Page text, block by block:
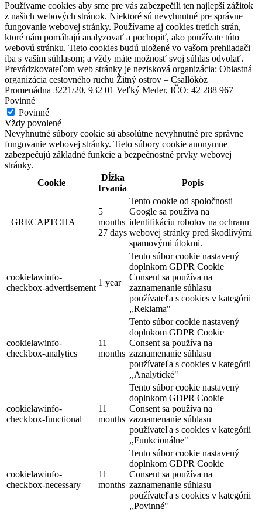
Používame cookies aby sme pre vás zabezpečili ten najlepší zážitok
z našich webových stránok. Niektoré sú nevyhnutné pre správne
fungovanie webovej stránky. Používame aj cookies tretích strán,
ktoré nám pomáhajú analyzovať a pochopiť, ako používate túto
webovú stránku. Tieto cookies budú uložené vo vašom prehliadači
iba s vaším súhlasom; a vždy máte možnosť svoj súhlas odvolať.
Prevádzkovateľom web stránky je nezisková organizácia: Oblastná
organizácia cestovného ruchu Žitný ostrov – Csallóköz
Promenádna 3221/20, 932 01 Veľký Meder, IČO: 42 288 967
Povinné
Povinné
Vždy povolené
Nevyhnutné súbory cookie sú absolútne nevyhnutné pre správne
fungovanie webovej stránky. Tieto súbory cookie anonymne
zabezpečujú základné funkcie a bezpečnostné prvky webovej
stránky.
Cookie
Dĺžka
trvania
Popis
_GRECAPTCHA
5
months
27 days
Tento cookie od spoločnosti
Google sa používa na
identifikáciu robotov na ochranu
webovej stránky pred škodlivými
spamovými útokmi.
cookielawinfo-
checkbox-advertisement
1 year
Tento súbor cookie nastavený
doplnkom GDPR Cookie
Consent sa používa na
zaznamenanie súhlasu
používateľa s cookies v kategórii
,,Reklama"
cookielawinfo-
checkbox-analytics
11
months
Tento súbor cookie nastavený
doplnkom GDPR Cookie
Consent sa používa na
zaznamenanie súhlasu
používateľa s cookies v kategórii
,,Analytické"
cookielawinfo-
checkbox-functional
11
months
Tento súbor cookie nastavený
doplnkom GDPR Cookie
Consent sa používa na
zaznamenanie súhlasu
používateľa s cookies v kategórii
,,Funkcionálne"
cookielawinfo-
checkbox-necessary
11
months
Tento súbor cookie nastavený
doplnkom GDPR Cookie
Consent sa používa na
zaznamenanie súhlasu
používateľa s cookies v kategórii
,,Povinné"